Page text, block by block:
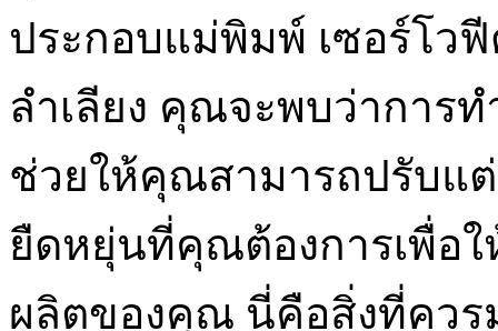
ประกอบแม่พิมพ์ เซอร์โว
ลำเลียง คุณจะพบว่าการ
ช่วยให้คุณสามารถปรับแ
ยืดหยุ่นที่คุณต้องการเพื่อ
ผลิตของคุณ นี่คือสิ่งที่ควร